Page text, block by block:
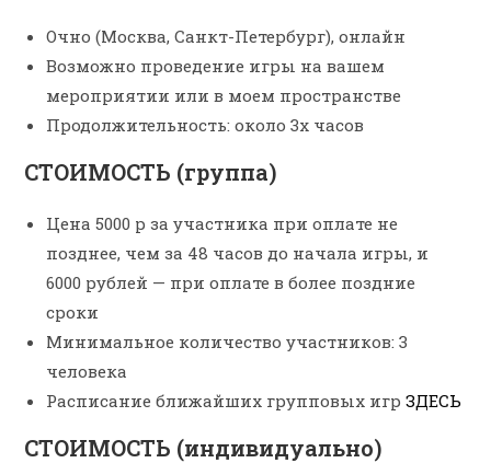
Очно (Москва, Санкт-Петербург), онлайн
Возможно проведение игры на вашем
мероприятии или в моем пространстве
Продолжительность: около 3х часов
СТОИМОСТЬ (группа)
Цена 5000 р за участника при оплате не
позднее, чем за 48 часов до начала игры, и
6000 рублей — при оплате в более поздние
сроки
Минимальное количество участников: 3
человека
Расписание ближайших групповых игрЗДЕСЬ
СТОИМОСТЬ (индивидуально)